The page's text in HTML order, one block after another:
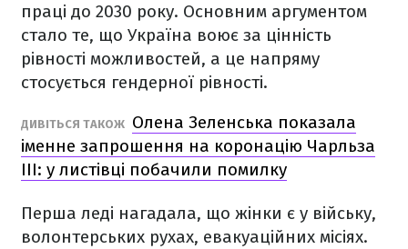
праці до 2030 року. Основним аргументом
стало те, що Україна воює за цінність
рівності можливостей, а це напряму
стосується гендерної рівності.
ДИВІТЬСЯ ТАКОЖ Олена Зеленська показала
іменне запрошення на коронацію Чарльза
ІІІ: у листівці побачили помилку
Перша леді нагадала, що жінки є у війську,
волонтерських рухах, евакуаційних місіях.